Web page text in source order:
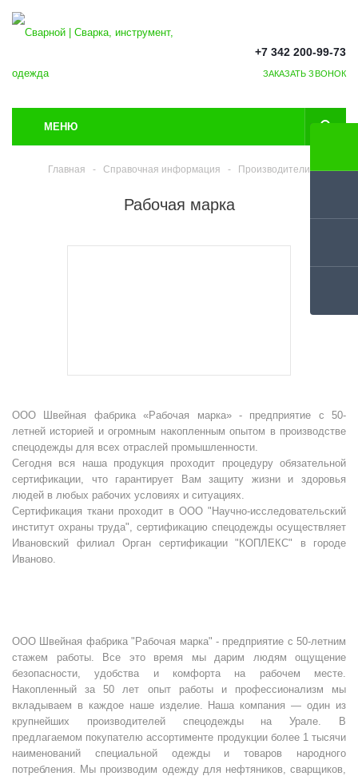
+7 342 200-99-73
ЗАКАЗАТЬ ЗВОНОК
МЕНЮ
Главная - Справочная информация - Производители
Рабочая марка
ООО Швейная фабрика «Рабочая марка» - предприятие с 50-
летней историей и огромным накопленным опытом в производстве
спецодежды для всех отраслей промышленности.
Сегодня вся наша продукция проходит процедуру обязательной
сертификации, что гарантирует Вам защиту жизни и здоровья
людей в любых рабочих условиях и ситуациях.
Сертификация ткани проходит в ООО "Научно-исследовательский
институт охраны труда", сертификацию спецодежды осуществляет
Ивановский филиал Орган сертификации "КОПЛЕКС" в городе
Иваново.
ООО Швейная фабрика "Рабочая марка" - предприятие с 50-летним
стажем работы. Все это время мы дарим людям ощущение
безопасности, удобства и комфорта на рабочем месте.
Накопленный за 50 лет опыт работы и профессионализм мы
вкладываем в каждое наше изделие. Наша компания — один из
крупнейших производителей спецодежды на Урале. В
предлагаемом покупателю ассортименте продукции более 1 тысячи
наименований специальной одежды и товаров народного
потребления. Мы производим одежду для нефтяников, сварщиков,